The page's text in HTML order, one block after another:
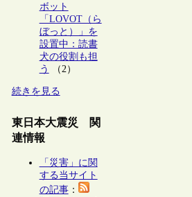
ボット
「LOVOT（ら
ぼっと）」を
設置中：読書
犬の役割も担
う
（2）
続きを見る
東日本大震災 関
連情報
「災害」に関
する当サイト
の記事：